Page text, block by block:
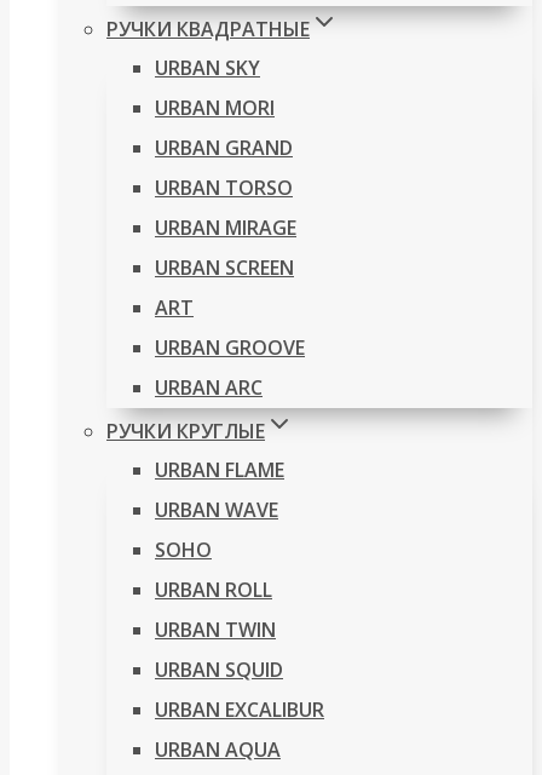
РУЧКИ КВАДРАТНЫЕ
URBAN SKY
URBAN MORI
URBAN GRAND
URBAN TORSO
URBAN MIRAGE
URBAN SCREEN
ART
URBAN GROOVE
URBAN ARC
РУЧКИ КРУГЛЫЕ
URBAN FLAME
URBAN WAVE
SOHO
URBAN ROLL
URBAN TWIN
URBAN SQUID
URBAN EXCALIBUR
URBAN AQUA